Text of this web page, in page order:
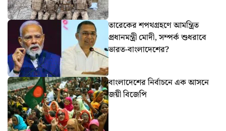
তারেকের শপথগ্রহণে আমন্ত্রিত
প্রধানমন্ত্রী মোদী, সম্পর্ক শুধরাবে
ভারত-বাংলাদেশের?
বাংলাদেশের নির্বাচনে এক আসনে
জয়ী বিজেপি